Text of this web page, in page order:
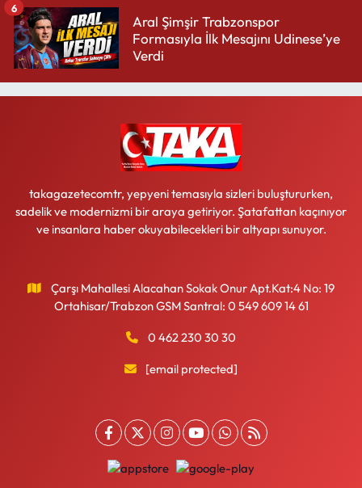
Aral Şimşir Trabzonspor
Formasıyla İlk Mesajını Udinese’ye
Verdi
6
takagazetecomtr, yepyeni temasıyla sizleri buluştururken,
sadelik ve modernizmi bir araya getiriyor. Şatafattan kaçınıyor
ve insanlara haber okuyabilecekleri bir altyapı sunuyor.
Çarşı Mahallesi Alacahan Sokak Onur Apt.Kat:4 No: 19
Ortahisar/Trabzon GSM Santral: 0 549 609 14 61
0 462 230 30 30
[email protected]